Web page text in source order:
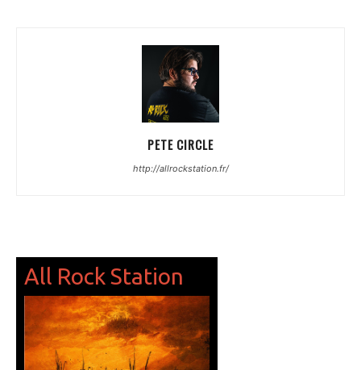
PETE CIRCLE
http://allrockstation.fr/